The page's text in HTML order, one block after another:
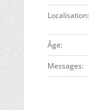
Localisation
Âge
Messages